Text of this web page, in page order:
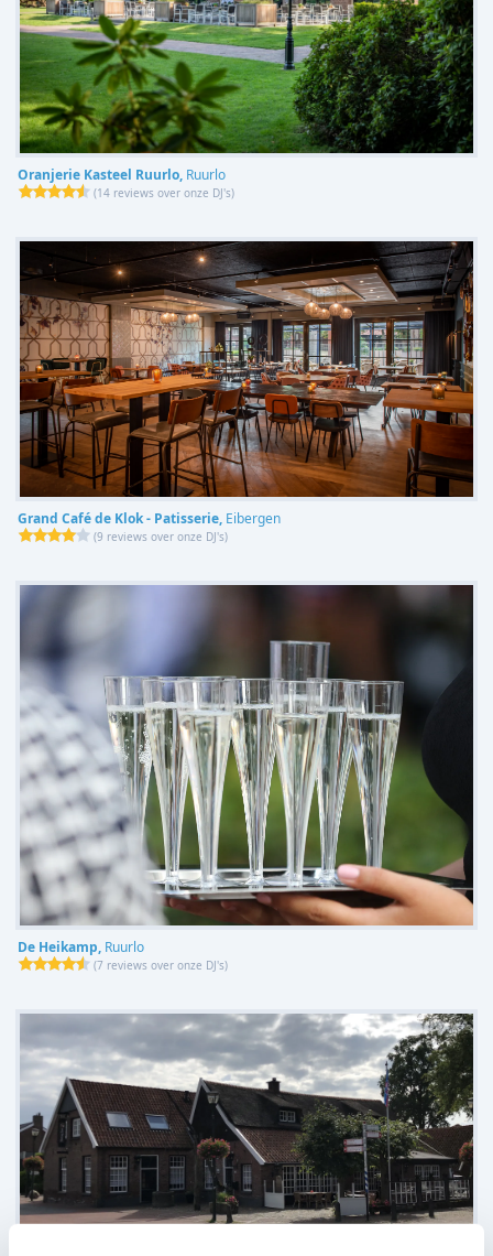
Oranjerie Kasteel Ruurlo, Ruurlo
(14 reviews over onze DJ's)
Grand Café de Klok - Patisserie, Eibergen
(9 reviews over onze DJ's)
De Heikamp, Ruurlo
(7 reviews over onze DJ's)